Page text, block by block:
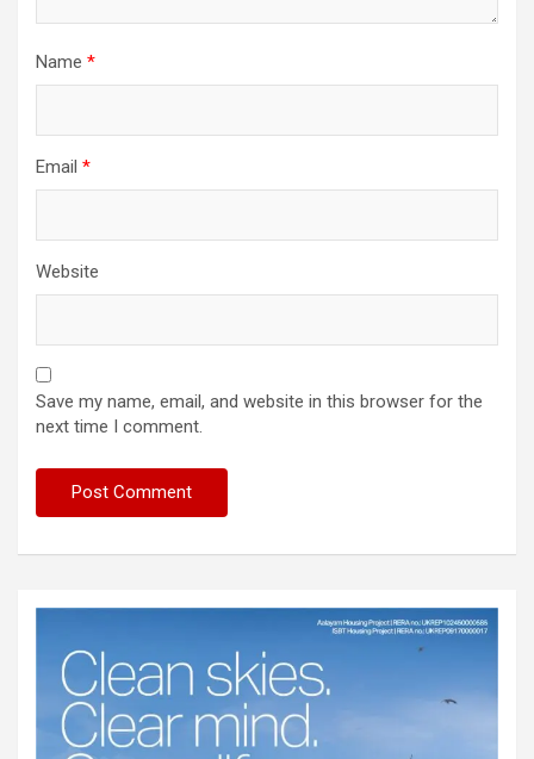
Name *
Email *
Website
Save my name, email, and website in this browser for the
next time I comment.